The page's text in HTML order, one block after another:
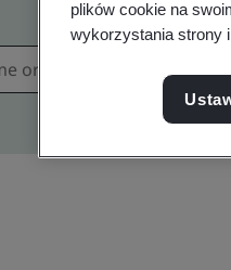
plików cookie na
wykorzystania strony